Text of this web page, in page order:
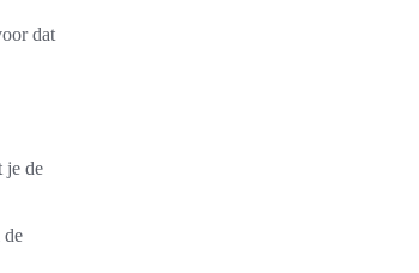
dat
je de
de